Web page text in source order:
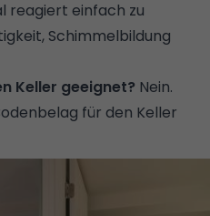
reagiert einfach zu
Schimmelbildung
Keller geeignet? Nein.
für den Keller